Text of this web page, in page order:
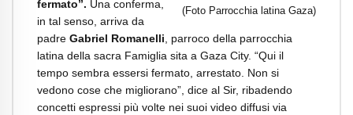
(Foto Parrocchia latina Gaza)
fermato”. Una conferma,
in tal senso, arriva da
padre Gabriel Romanelli , parroco della parrocchia
latina della sacra Famiglia sita a Gaza City. “Qui il
tempo sembra essersi fermato, arrestato. Non si
vedono cose che migliorano”, dice al Sir, ribadendo
concetti espressi più volte nei suoi video diffusi via